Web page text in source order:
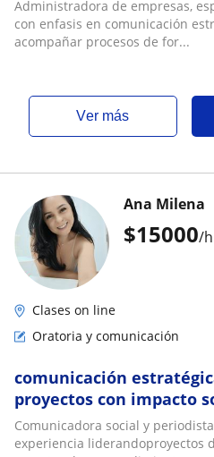
Administradora de empresas,
con enfasis en comunicación
acompañar procesos de for...
ver más
$15000/h
Ana Milena
Clases on line
Oratoria y comunicación
comunicación
proyectos con impacto
procesos educativos en
Comunicadora social y
experiencia liderandoproyectos